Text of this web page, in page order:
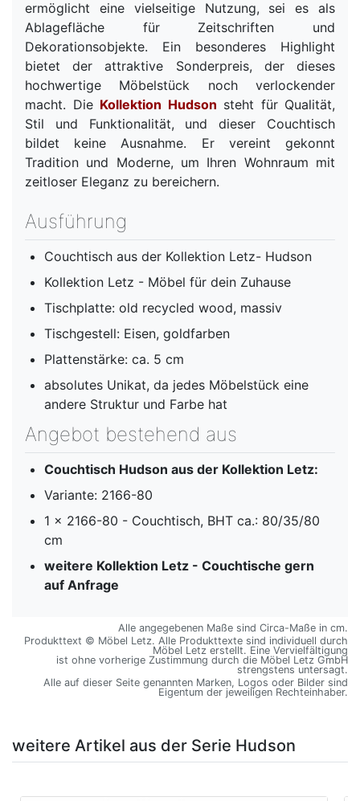
ermöglicht eine vielseitige Nutzung, sei es als
Ablagefläche für Zeitschriften und
Dekorationsobjekte. Ein besonderes Highlight
bietet der attraktive Sonderpreis, der dieses
hochwertige Möbelstück noch verlockender
macht. Die Kollektion Hudson steht für Qualität,
Stil und Funktionalität, und dieser Couchtisch
bildet keine Ausnahme. Er vereint gekonnt
Tradition und Moderne, um Ihren Wohnraum mit
zeitloser Eleganz zu bereichern.
Ausführung
Couchtisch aus der Kollektion Letz- Hudson
Kollektion Letz - Möbel für dein Zuhause
Tischplatte: old recycled wood, massiv
Tischgestell: Eisen, goldfarben
Plattenstärke: ca. 5 cm
absolutes Unikat, da jedes Möbelstück eine
andere Struktur und Farbe hat
Angebot bestehend aus
Couchtisch Hudson aus der Kollektion Letz:
Variante: 2166-80
1 x 2166-80 - Couchtisch, BHT ca.: 80/35/80
cm
weitere Kollektion Letz - Couchtische gern
auf Anfrage
Alle angegebenen Maße sind Circa-Maße in cm.
Produkttext © Möbel Letz. Alle Produkttexte sind individuell durch
Möbel Letz erstellt. Eine Vervielfältigung
ist ohne vorherige Zustimmung durch die Möbel Letz GmbH
strengstens untersagt.
Alle auf dieser Seite genannten Marken, Logos oder Bilder sind
Eigentum der jeweiligen Rechteinhaber.
weitere Artikel aus der Serie Hudson